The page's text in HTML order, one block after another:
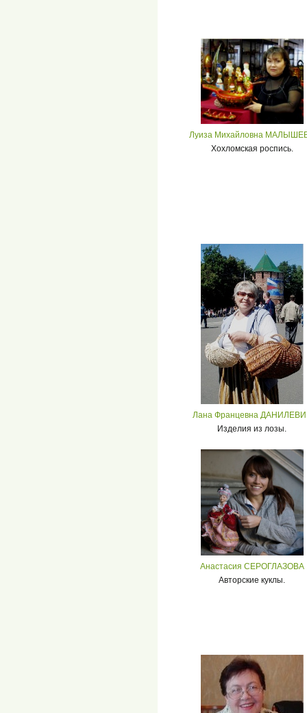
Луиза Михайловна
Хохломская роспись.
Лана Францевна
Изделия из лозы.
Анастасия СЕРОГЛАЗОВА
Авторские куклы.